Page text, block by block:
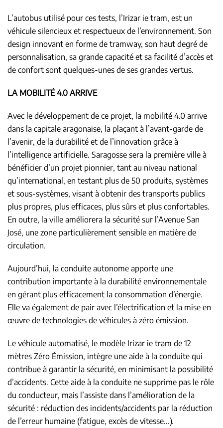
L’autobus utilisé pour ces tests, l’Irizar ie tram, est un
véhicule silencieux et respectueux de l’environnement. Son
design innovant en forme de tramway, son haut degré de
personnalisation, sa grande capacité et sa facilité d’accès et
de confort sont quelques-unes de ses grandes vertus.
LA MOBILITÉ 4.0 ARRIVE
Avec le développement de ce projet, la mobilité 4.0 arrive
dans la capitale aragonaise, la plaçant à l’avant-garde de
l’avenir, de la durabilité et de l’innovation grâce à
l’intelligence artificielle. Saragosse sera la première ville à
bénéficier d’un projet pionnier, tant au niveau national
qu’international, en testant plus de 50 produits, systèmes
et sous-systèmes, visant à obtenir des transports publics
plus propres, plus efficaces, plus sûrs et plus confortables.
En outre, la ville améliorera la sécurité sur l’Avenue San
José, une zone particulièrement sensible en matière de
circulation.
Aujourd’hui, la conduite autonome apporte une
contribution importante à la durabilité environnementale
en gérant plus efficacement la consommation d’énergie.
Elle va également de pair avec l’électrification et la mise en
œuvre de technologies de véhicules à zéro émission.
Le véhicule automatisé, le modèle Irizar ie tram de 12
mètres Zéro Émission, intègre une aide à la conduite qui
contribue à garantir la sécurité, en minimisant la possibilité
d’accidents. Cette aide à la conduite ne supprime pas le rôle
du conducteur, mais l’assiste dans l’amélioration de la
sécurité : réduction des incidents/accidents par la réduction
de l’erreur humaine (fatigue, excès de vitesse...).